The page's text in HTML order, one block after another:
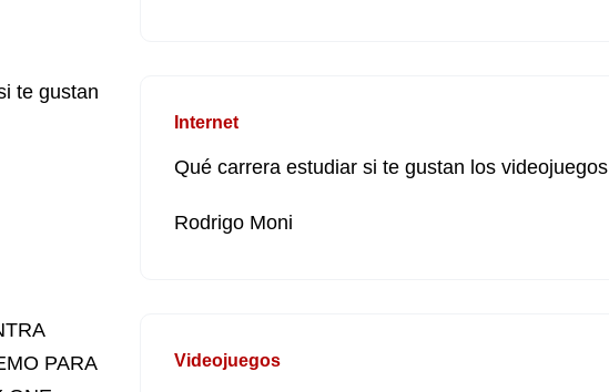
Internet
Qué carrera estudiar si te gustan los videojuegos
Rodrigo Moni
Videojuegos